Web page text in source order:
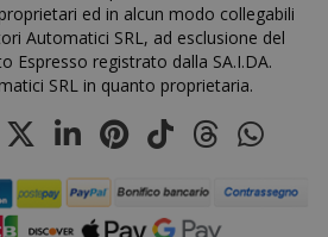
ed in alcun modo collegabili
Automatici SRL, ad esclusione del
Espresso registrato dalla SA.I.DA.
SRL in quanto proprietaria.